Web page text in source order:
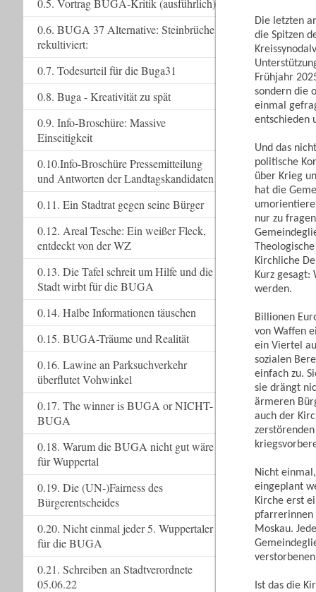
Die letzten
die Spitzen
Frühjahr
sondern die
einmal
entschieden
Und das
politische
über Krieg
hat die
nur zu
Kirchliche
Kurz
werden.
Billionen
von Waffen
ein Viertel
sozialen
einfach zu.
sie drängt
ärmeren
auch der
Nicht
eingeplant
Kirche erst
pfarrerinnen
Moskau.
Ist das die
0.5. Vortrag BUGA-Kritik (ausführlich)
0.6. BUGA 37 Alternative: Steinbrüche
rekultiviert:
0.7. Todesurteil für die Buga31
0.8. Buga - Kreativität zu spät
0.9. Info-Broschüre: Massive
Einseitigkeit
0.10.Info-Broschüre Pressemitteilung
und Antworten der Landtagskandidaten
0.11. Ein Stadtrat gegen seine Bürger
0.12. Areal Tesche: Ein weißer Fleck,
entdeckt von der WZ
0.13. Die Tafel schreit um Hilfe und die
Stadt wirbt für die BUGA
0.14. Halbe Informationen täuschen
0.15. BUGA-Träume und Realität
0.16. Lawine an Parksuchverkehr
überflutet Vohwinkel
0.17. The winner is BUGA or NICHT-
BUGA
0.18. Warum die BUGA nicht gut wäre
für Wuppertal
0.19. Die (UN-)Fairness des
Bürgerentscheides
0.20. Nicht einmal jeder 5. Wuppertaler
für die BUGA
0.21. Schreiben an Stadtverordnete
05.06.22